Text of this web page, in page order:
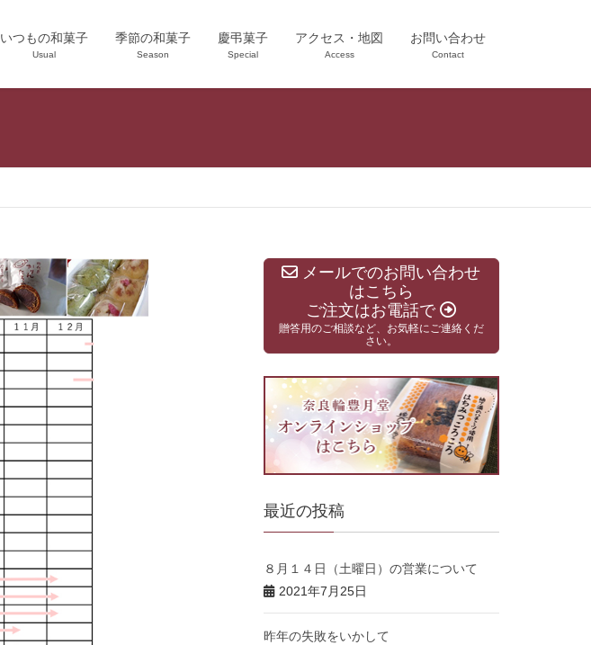
いつもの和菓子
Usual
季節の和菓子
Season
慶弔菓子
Special
アクセス・地図
Access
お問い合わせ
Contact
メールでのお問い合わせ
はこちら
ご注文はお電話で
贈答用のご相談など、お気軽にご連絡くだ
さい。
最近の投稿
８月１４日（土曜日）の営業について
2021年7月25日
昨年の失敗をいかして